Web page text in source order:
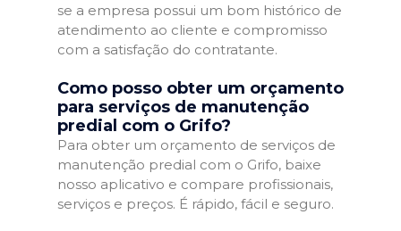
se a empresa possui um bom histórico de
atendimento ao cliente e compromisso
com a satisfação do contratante.
Como posso obter um orçamento
para serviços de manutenção
predial com o Grifo?
Para obter um orçamento de serviços de
manutenção predial com o Grifo, baixe
nosso aplicativo e compare profissionais,
serviços e preços. É rápido, fácil e seguro.